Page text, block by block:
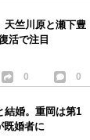
天竺川原と瀬下豊
活で注目
0 0
結婚。重岡は第1
既婚者に